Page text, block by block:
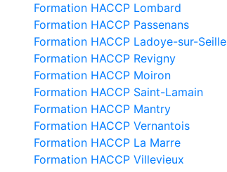
Formation HACCP Lombard
Formation HACCP Passenans
Formation HACCP Ladoye-sur-Seille
Formation HACCP Revigny
Formation HACCP Moiron
Formation HACCP Saint-Lamain
Formation HACCP Mantry
Formation HACCP Vernantois
Formation HACCP La Marre
Formation HACCP Villevieux